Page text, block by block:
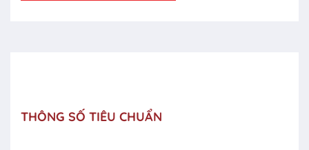
THÔNG SỐ TIÊU CHUẨN